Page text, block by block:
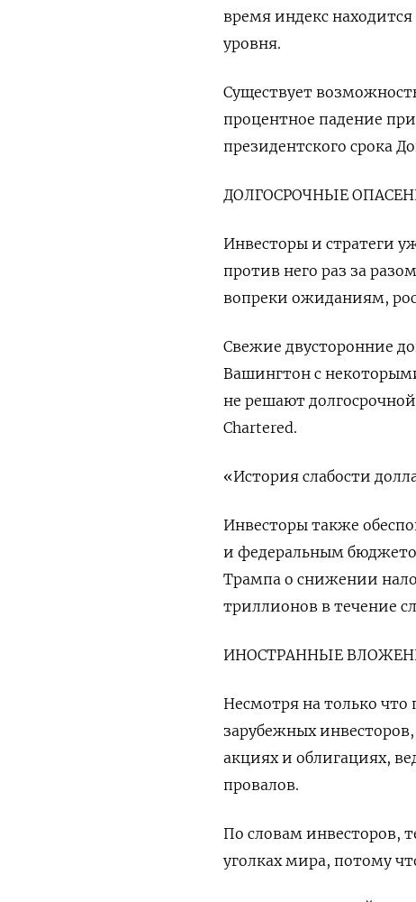
время индекс
уровня.
Существует
процентное падение
президентского срока
ДОЛГОСРОЧНЫЕ
Инвесторы и стратеги
против него раз за
вопреки ожиданиям,
Свежие двусторонние
Вашингтон с
не решают
Chartered.
«История слабости
Инвесторы также
и федеральным
Трампа о снижении
триллионов в течение
ИНОСТРАННЫЕ
Несмотря на только
зарубежных
акциях и облигациях,
провалов.
По словам инвесторов,
уголках мира, потому